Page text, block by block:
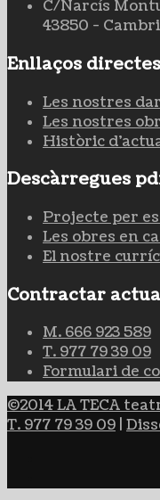
C/Narcís
43850 -
Enllaços directes
Les nostres
Les nostres
Històric
Descàrregues
Projecte per
Les obres en
El nostre
Contractar
M. 666 923 589
T. 977 79 39 09
Formulari de
©2014 LA TECA
T. 977 79 39 09 |